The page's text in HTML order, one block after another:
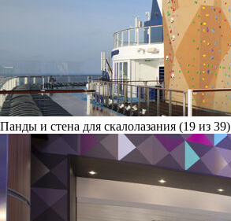
Панды и стена для скалолазания (19 из 39)